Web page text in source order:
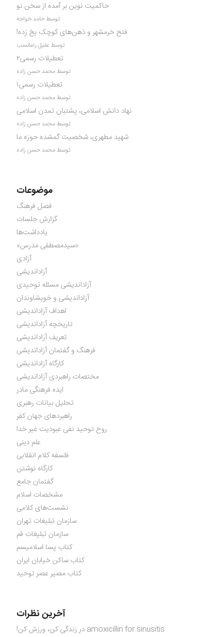
حاکمیت نوین بر آمده از سخن نو
توسط حامد خواجه
فتح خرمشهر و ذهن‌های کوچک یخ زده!
توسط عقیل رضانسب
تعطیلات رسمی۲
توسط محمد حسن زاده
تعطیلات رسمی۱
توسط محمد حسن زاده
نهاد دانش اسلامی، پشتبان تمدن اسلامی
توسط محمد حسن زاده
شهید مطهری، شخصیت گمشده حوزه ما
توسط محمد حسن زاده
موضوعات
فصل فرهنگ
گزارش جلسات
یادداشت‌ها
«سیدمصطفی مدرس»
آزادی
آزاداندیشی
آزاداندیشی مسئله توحیدی
آزاداندیشی و خویشاوندان
اهداف آزاداندیشی
تاریخچه آزاداندیشی
تعریف آزاداندیشی
فرهنگ و گفتمان آزاداندیشی
کارگاه آزاداندیشی
مختصات راهبردی آزاداندیشی
ایده فرهنگی مادر
تحلیل بیانات رهبری
راهبردهای جهان کفر
روح توحید نفی عبودیت غیر خدا
علم دینی
فلسفه کلام انقلابی
کارگاه نوشتن
گفتمان جامع
مشخصات اسلام
نشست‌های کلامی
سازمان تبلیغات تهران
سازمان تبلیغات قم
کتاب پسا اسلامیسم
کتاب ساکن خیابان ایران
کتاب مصیر عصر توحید
آخرین نظرات
amoxicillin for sinusitis در زندگی کن، ورزش کن!